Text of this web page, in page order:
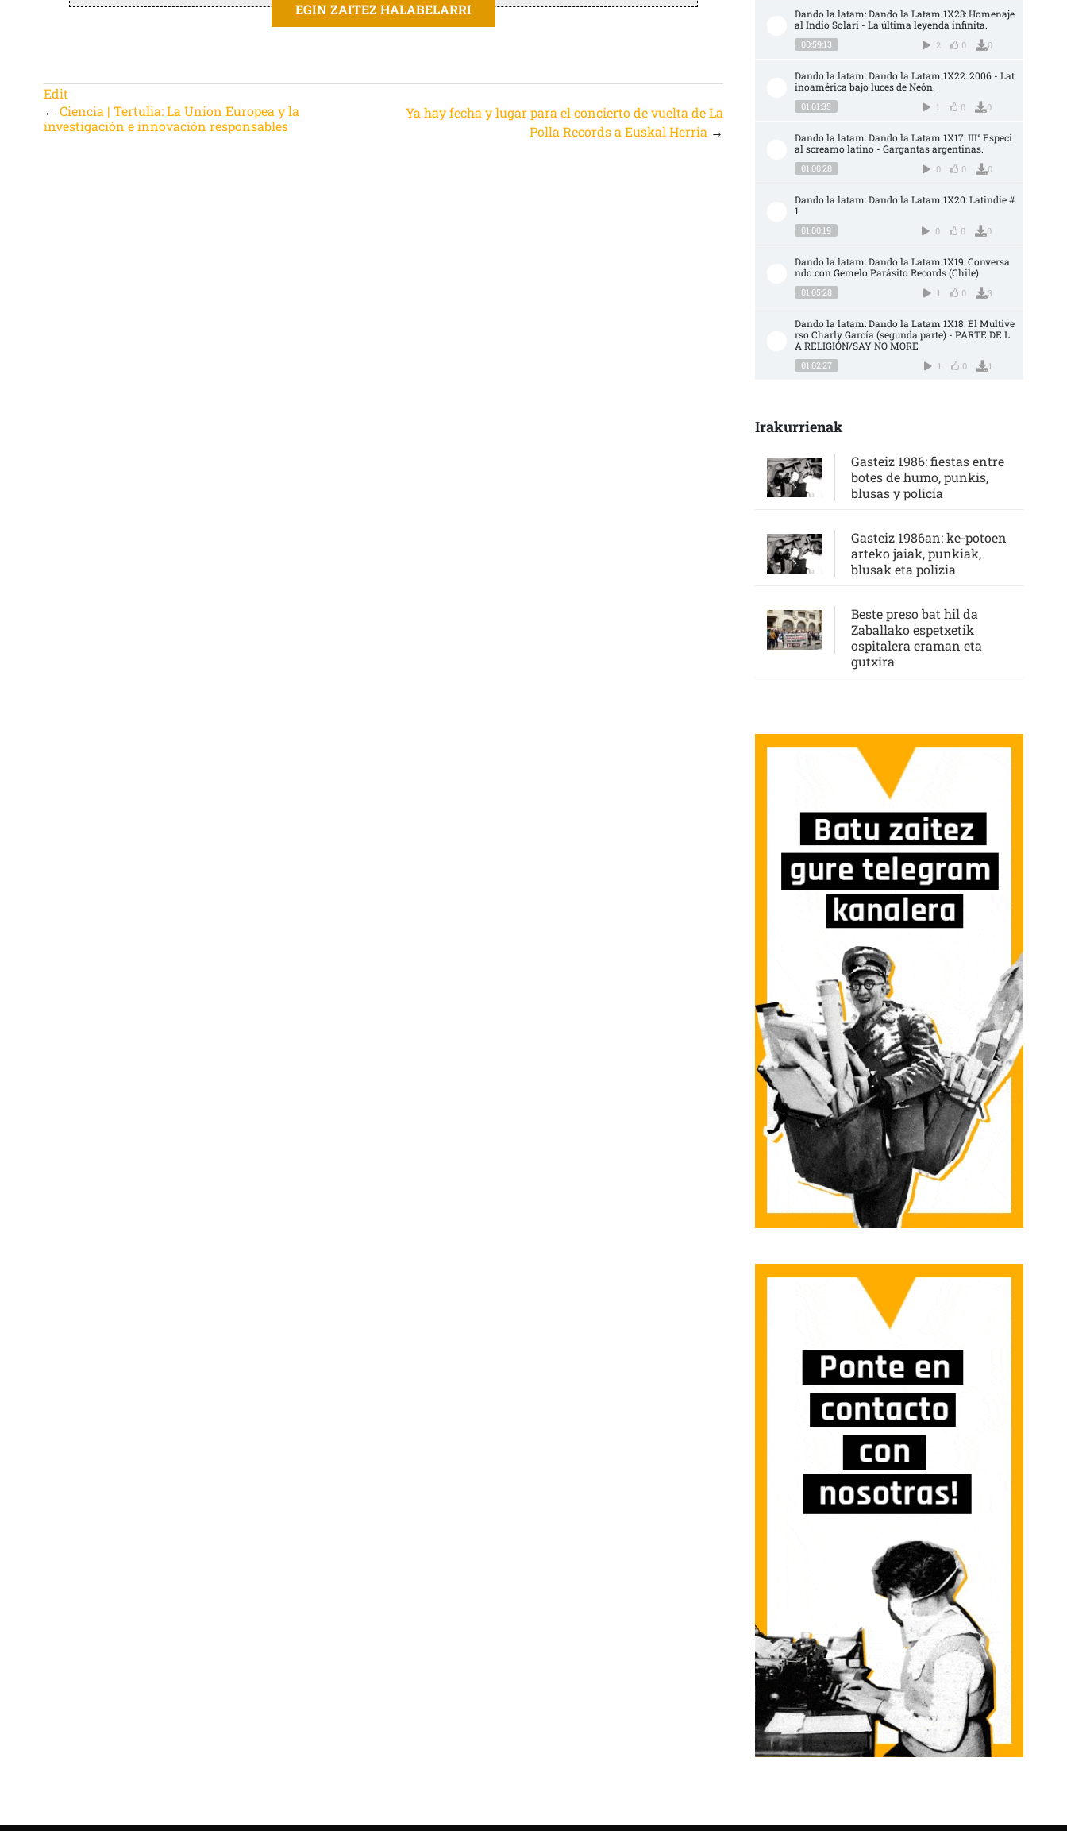
EGIN ZAITEZ HALABELARRI
Edit
←Ciencia | Tertulia: La Union Europea y la
investigación e innovación responsables
Ya hay fecha y lugar para el concierto de vuelta de La
Polla Records a Euskal Herria →
Dando la latam: Dando la Latam 1X23: Homenaje
al Indio Solari - La última leyenda infinita.
00:59:13 2 0 0
Dando la latam: Dando la Latam 1X22: 2006 - Lat
inoamérica bajo luces de Neón.
01:01:35 1 0 0
Dando la latam: Dando la Latam 1X17: III° Especi
al screamo latino - Gargantas argentinas.
01:00:28 0 0 0
Dando la latam: Dando la Latam 1X20: Latindie #
1
01:00:19 0 0 0
Dando la latam: Dando la Latam 1X19: Conversa
ndo con Gemelo Parásito Records (Chile)
01:05:28 1 0 3
Dando la latam: Dando la Latam 1X18: El Multive
rso Charly García (segunda parte) - PARTE DE L
A RELIGIÓN/SAY NO MORE
01:02:27 1 0 1
Irakurrienak
Gasteiz 1986: fiestas entre
botes de humo, punkis,
blusas y policía
Gasteiz 1986an: ke-potoen
arteko jaiak, punkiak,
blusak eta polizia
Beste preso bat hil da
Zaballako espetxetik
ospitalera eraman eta
gutxira